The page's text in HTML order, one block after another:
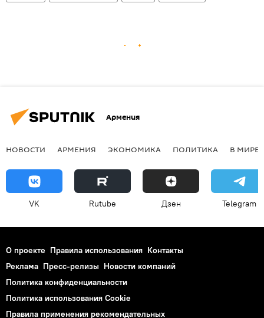
Армения
НОВОСТИ АРМЕНИЯ ЭКОНОМИКА ПОЛИТИКА В МИРЕ
VK Rutube Дзен Telegram
О проекте Правила использования Контакты
Реклама Пресс-релизы Новости компаний
Политика конфиденциальности
Политика использования Cookie
Правила применения рекомендательных